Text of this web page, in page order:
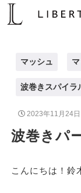
マッシュ
波巻きスパイラ
2023年11月24日
波巻きパ
こんにちは！鈴